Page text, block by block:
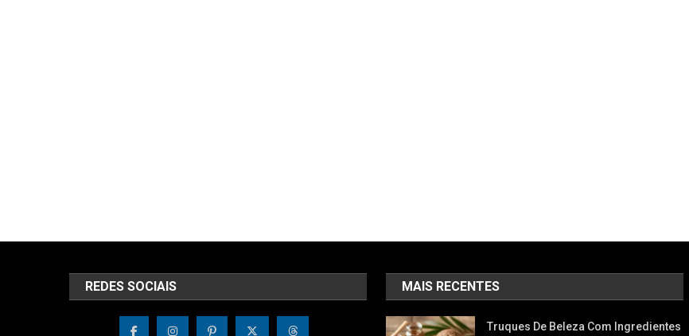
REDES SOCIAIS MAIS RECENTES
Truques De Beleza Com Ingredientes